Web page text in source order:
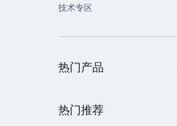
技术专区
热门产品
热门推荐